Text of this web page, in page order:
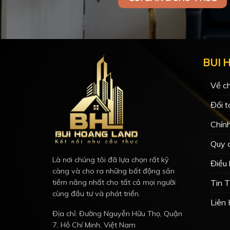
Là nơi chúng tôi đã lựa chọn rất kỹ
càng và cho ra những bất động sản
tiềm năng nhất cho tất cả mọi người
cùng đầu tư và phát triển.
Địa chỉ: Đường Nguyễn Hữu Thọ, Quận
7, Hồ Chí Minh, Việt Nam
BUI
Về
Đối
Quy
Điều
Tin
Liên